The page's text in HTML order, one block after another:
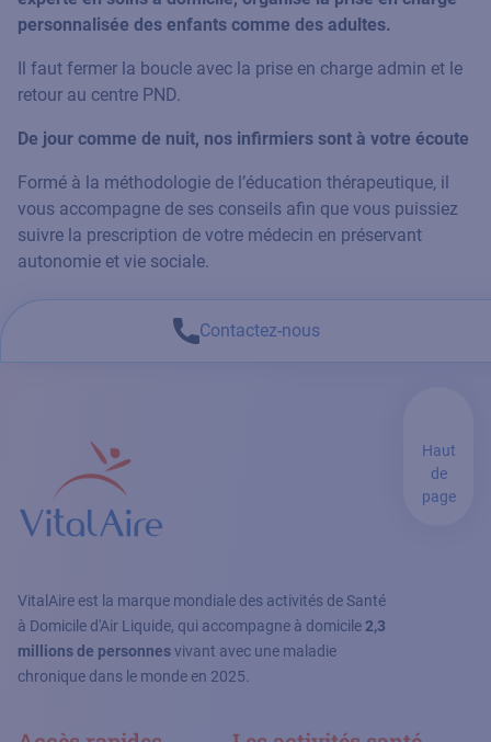
Contactez-nous
personnalisée des enfants comme des adultes.
Il faut fermer la boucle avec la prise en charge admin et le
retour au centre PND.
De jour comme de nuit, nos infirmiers sont à votre écoute
Formé à la méthodologie de l’éducation thérapeutique, il
vous accompagne de ses conseils afin que vous puissiez
suivre la prescription de votre médecin en préservant
autonomie et vie sociale.
VitalAire est la marque mondiale des activités de Santé
à Domicile d'Air Liquide, qui accompagne à domicile2,3
millions de personnesvivant avec une maladie
chronique dans le monde en 2025.
Haut
de
page